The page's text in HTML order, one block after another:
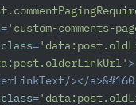
= 'custom-comments-
=
>
/></a>
=